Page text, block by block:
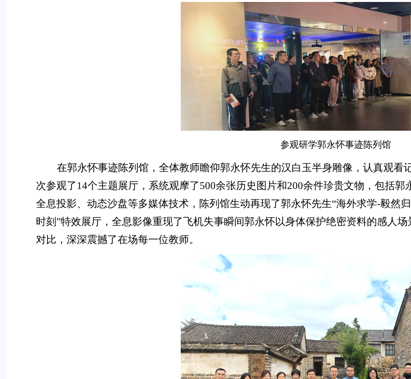
参观研学郭永怀事迹陈列馆
在郭永怀事迹陈列馆，全体教师瞻仰郭永怀先生的汉白玉半身雕像，认真观看
次参观了 14个主题展厅， 系统观摩了500余张历史图片和200余件珍贵文物，包括郭
全息投影、动态沙盘等多媒体技术，陈列馆生动再现了郭永怀先生“海外求学-毅然
时刻”特效展厅，全息影像重现了飞机失事瞬间郭永怀以身体保护绝密资料的感人
对比，深深震撼了在场每一位教师。